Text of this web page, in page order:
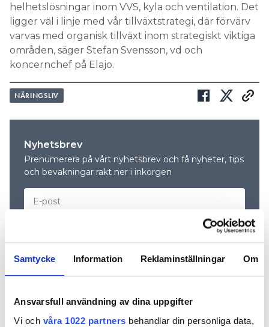
Samtycke Information Reklaminställningar Om
Ansvarsfull användning av dina uppgifter
Vi och våra 1022 partners behandlar din personliga data,
helhetslösningar inom VVS, kyla och ventilation. Det
ligger väl i linje med vår tillväxtstrategi, där förvärv
varvas med organisk tillväxt inom strategiskt viktiga
områden, säger Stefan Svensson, vd och
koncernchef på Elajo.
NÄRINGSLIV
Nyhetsbrev
Prenumerera på vårt nyhetsbrev och få nyheter, tips
och bevakningar rakt ner i inkorgen